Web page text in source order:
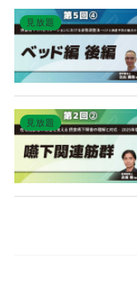
見放題
見放題